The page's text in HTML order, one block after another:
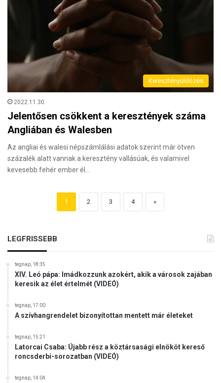
Keresztényüldözés
2022.11.30.
Jelentősen csökkent a keresztények száma
Angliában és Walesben
Az angliai és walesi népszámlálási adatok szerint már ötven
százalék alatt vannak a keresztény vallásúak, és valamivel
kevesebb fehér ember él…
1 2 3 4 »
LEGFRISSEBB
tegnap, 18:35
XIV. Leó pápa: Imádkozzunk azokért, akik a városok zajában
keresik az élet értelmét (VIDEÓ)
tegnap, 17:00
A szívhangrendelet bizonyítottan mentett már életeket
tegnap, 15:21
Latorcai Csaba: Újabb rész a köztársasági elnököt kereső
roncsderbi-sorozatban (VIDEÓ)
tegnap, 14:04